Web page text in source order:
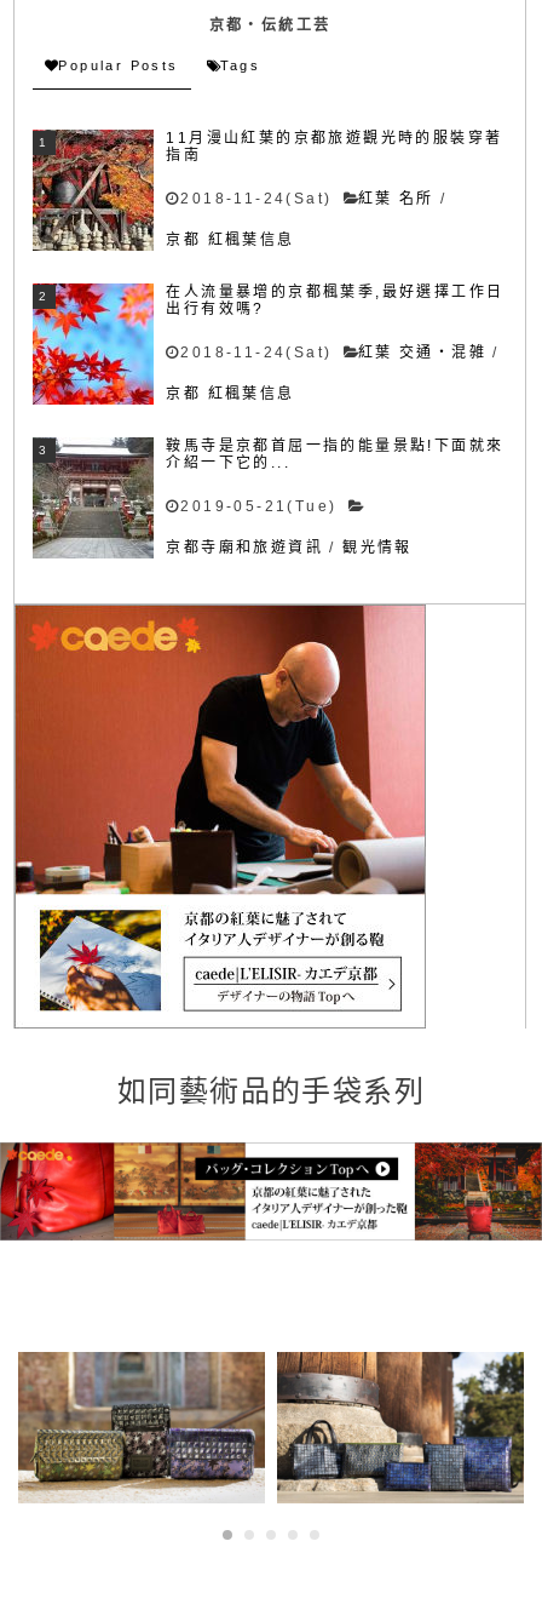
京都・伝統工芸
Popular Posts Tags
11月漫山紅葉的京都旅遊觀光時的服裝穿著
指南
2018-11-24(Sat) 紅葉 名所 /
京都 紅楓葉信息
在人流量暴增的京都楓葉季,最好選擇工作日
出行有效嗎?
2018-11-24(Sat) 紅葉 交通・混雑 /
京都 紅楓葉信息
鞍馬寺是京都首屈一指的能量景點!下面就來
介紹一下它的...
2019-05-21(Tue)
京都寺廟和旅遊資訊 /観光情報
如同藝術品的手袋系列